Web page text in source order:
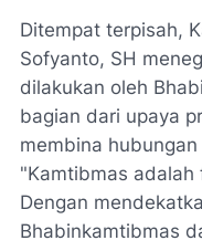
Ditempat terpisah,
Sofyanto, SH
dilakukan oleh
bagian dari upaya
membina
"Kamtibmas adalah
Dengan
Bhabinkamtibmas